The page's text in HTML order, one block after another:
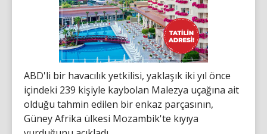
ABD'li bir havacılık yetkilisi, yaklaşık iki yıl önce
içindeki 239 kişiyle kaybolan Malezya uçağına ait
olduğu tahmin edilen bir enkaz parçasının,
Güney Afrika ülkesi Mozambik'te kıyıya